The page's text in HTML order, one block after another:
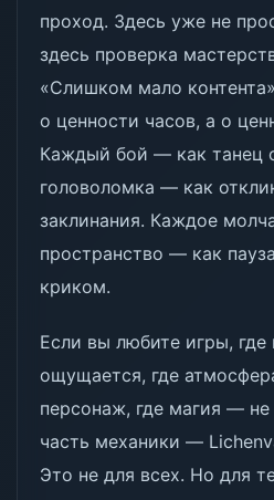
проход. Здесь уже не
здесь проверка
«Слишком мало
о ценности часов, а о
Каждый бой — как танец
головоломка — как
заклинания. Каждое
пространство — как
криком.
Если вы любите игры,
ощущается, где
персонаж, где магия —
часть механики —
Это не для всех. Но для